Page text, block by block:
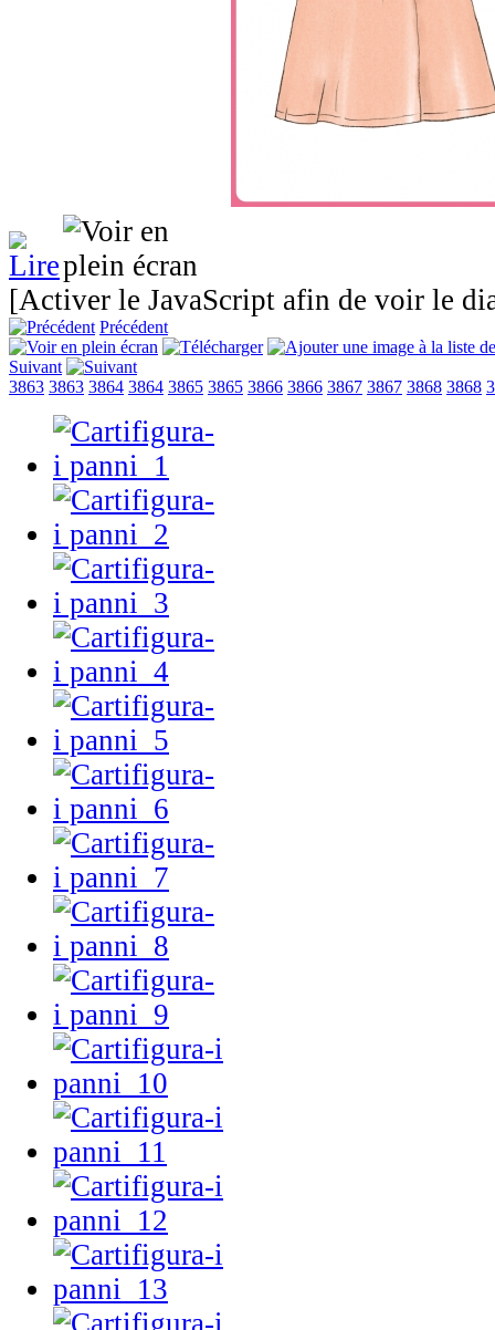
[Activer le JavaScript afin de voir le
Précédent
Suivant
3863 3863 3864 3864 3865 3865 3866 3866 3867 3867 3868 3868